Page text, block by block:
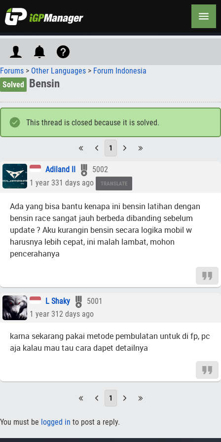
Forums > Other Languages > Forum Indonesia
Solved
Bensin
This thread is closed because it is solved.
1
Adiland II
5002
1 year 331 days ago
TRANSLATE
Ada yang bisa bantu kenapa ini bensin latihan dengan
bensin race sangat jauh berbeda dibanding sebelum
update ? Aku kurangin bensin secara logika mobil w
harusnya lebih cepat, ini malah lambat, mohon
pencerahanya
L Shaky
5001
1 year 312 days ago
karna sekarang pakai metode pembulatan untuk di fp, pc
aja kalau mau tau cara dapet detailnya
1
You must be logged in to post a reply.